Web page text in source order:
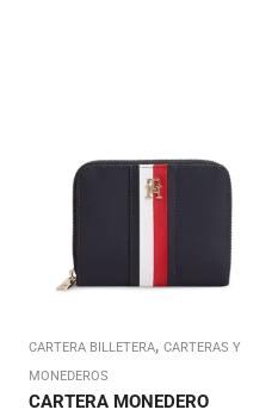
CARTERA BILLETERA, CARTERAS Y
MONEDEROS
CARTERA MONEDERO